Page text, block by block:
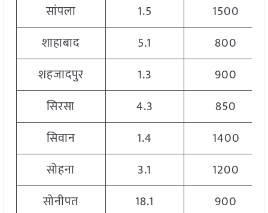
सांपला
1.5
1500
शाहाबाद
5.1
800
शहजादपुर
1.3
900
सिरसा
4.3
850
सिवान
1.4
1400
सोहना
3.1
1200
सोनीपत
18.1
900